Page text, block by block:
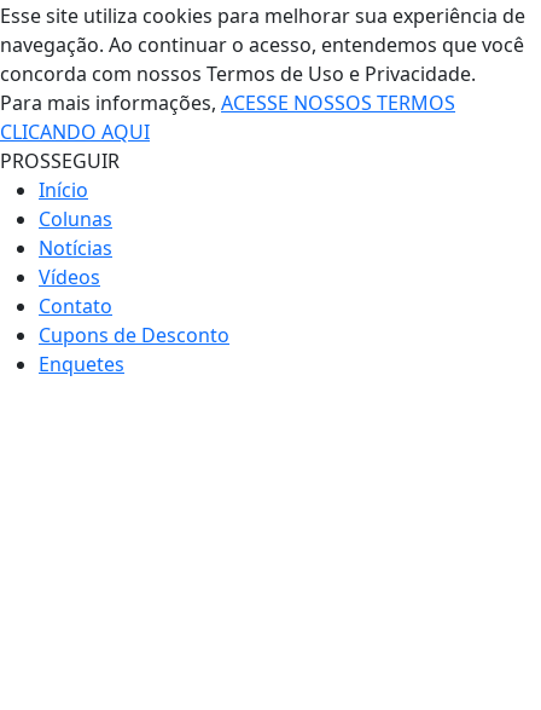
Esse site utiliza cookies para melhorar sua experiência de
navegação. Ao continuar o acesso, entendemos que você
concorda com nossos Termos de Uso e Privacidade.
Para mais informações, ACESSE NOSSOS TERMOS
CLICANDO AQUI
PROSSEGUIR
Início
Colunas
Notícias
Vídeos
Contato
Cupons de Desconto
Enquetes